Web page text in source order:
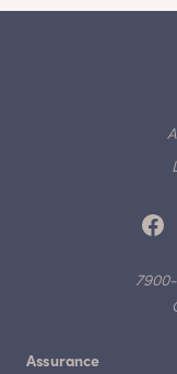
Assurance